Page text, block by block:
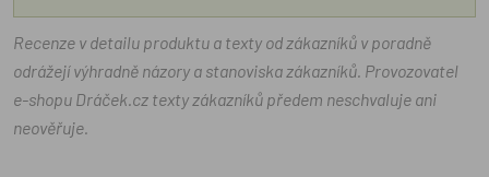
Recenze v detailu produktu a texty od zákazníků v poradně
odrážejí výhradně názory a stanoviska zákazníků. Provozovatel
e-shopu Dráček.cz texty zákazníků předem neschvaluje ani
neověřuje.